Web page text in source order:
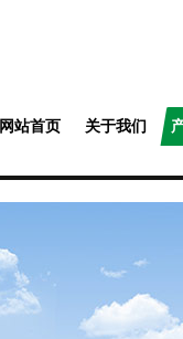
网站首页 关于我们